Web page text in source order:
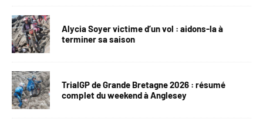
Alycia Soyer victime d’un vol : aidons-la à
terminer sa saison
TrialGP de Grande Bretagne 2026 : résumé
complet du weekend à Anglesey